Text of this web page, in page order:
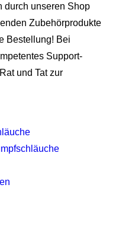
durch unseren Shop
Zubehörprodukte
Bestellung! Bei
Support-
und Tat zur